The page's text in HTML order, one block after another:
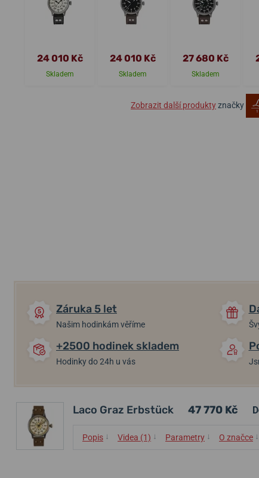
24 010 Kč
Skladem
24 010 Kč
Skladem
27 680 Kč
Skladem
Zobrazit další produktyznačky
Záruka 5 let
Našim hodinkám věříme
+2500 hodinek skladem
Hodinky do 24h u vás
Laco Graz Erbstück 47 770 Kč
Popis ↓ Videa (1) ↓ Parametry ↓ O značce ↓